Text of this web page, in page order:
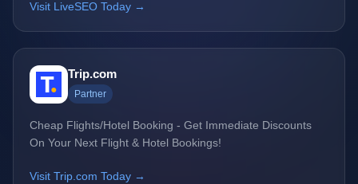
Visit LiveSEO Today →
Trip.com
Partner
Cheap Flights/Hotel Booking - Get Immediate Discounts
On Your Next Flight & Hotel Bookings!
Visit Trip.com Today →